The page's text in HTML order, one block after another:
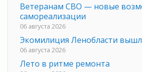
Ветеранам СВО — новые
самореализации
06 августа 2026
Экомилиция Ленобласти
06 августа 2026
Лето в ритме ремонта